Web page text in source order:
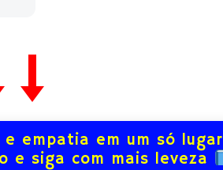
empatia em um só lugar
e siga com mais leveza